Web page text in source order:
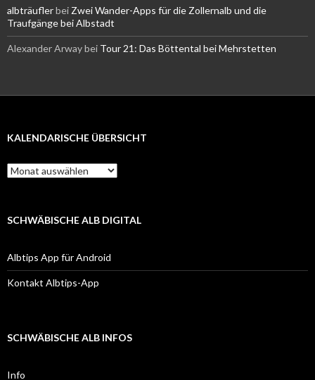
albträuflerbei Zwei Wander-Apps für die Zollernalb und die
Traufgänge bei Albstadt
Alexander Arwaybei Tour 21: Das Böttental bei Mehrstetten
KALENDARISCHE ÜBERSICHT
Kalendarische
Übersicht
SCHWÄBISCHE ALB DIGITAL
Albtips App für Android
Kontakt Albtips-App
SCHWÄBISCHE ALB INFOS
Info